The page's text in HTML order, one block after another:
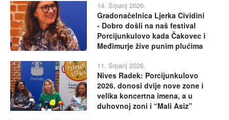
14. Srpanj 2026.
Gradonačelnica Ljerka Cividini
- Dobro došli na naš festival
Porcijunkulovo kada Čakovec i
Međimurje žive punim plućima
11. Srpanj 2026.
Nives Radek: Porcijunkulovo
2026. donosi dvije nove zone i
velika koncertna imena, a u
duhovnoj zoni i “Mali Asiz”